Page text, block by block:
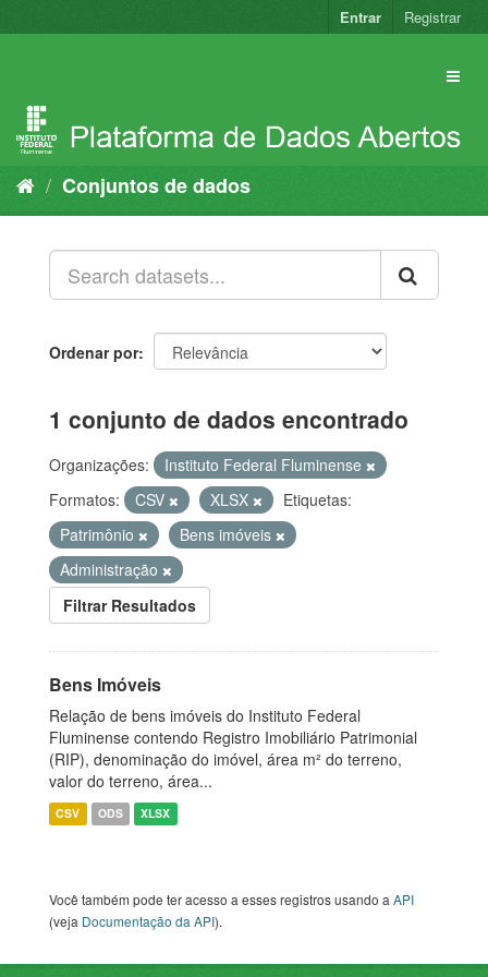
para
Entrar Registrar
Conjuntos de dados
Ordenar por
1 conjunto de dados encontrado
Organizações:
Instituto Federal Fluminense
Formatos:
CSV XLSX
Etiquetas:
Patrimônio
Bens imóveis
Administração
Filtrar Resultados
Bens Imóveis
Relação de bens imóveis do Instituto Federal
Fluminense contendo Registro Imobiliário Patrimonial
(RIP), denominação do imóvel, área m² do terreno,
valor do terreno, área...
CSV ODS XLSX
Você também pode ter acesso a esses registros usando aAPI
(veja Documentação da API).